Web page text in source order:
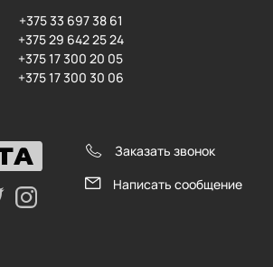
+375 33 697 38 61
+375 29 642 25 24
+375 17 300 20 05
+375 17 300 30 06
Заказать звонок
Написать сообщение